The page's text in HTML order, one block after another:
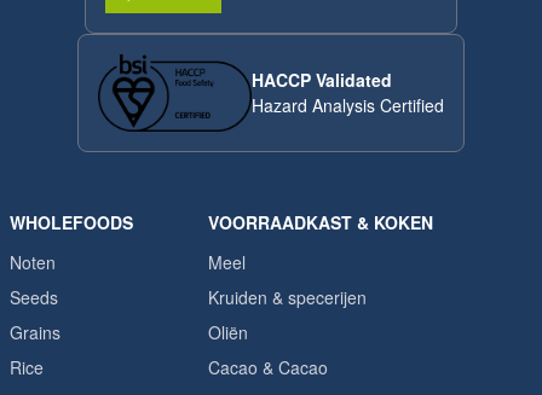
HACCP Validated
Hazard Analysis Certified
WHOLEFOODS
Noten
Seeds
Grains
Rice
VOORRAADKAST & KOKEN
Meel
Kruiden & specerijen
Oliën
Cacao & Cacao